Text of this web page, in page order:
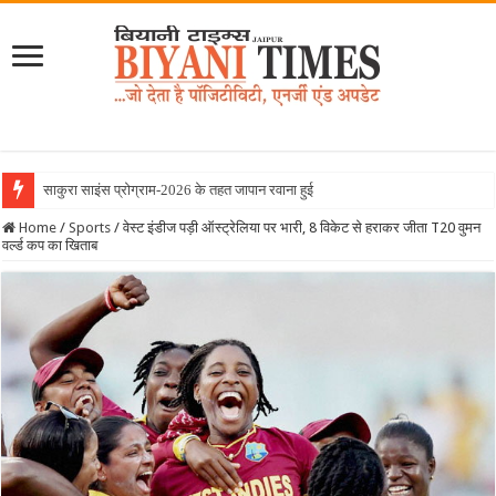
साकुरा साइंस प्रोग्राम-2026 के तहत जापान रवाना हुई बियानी ग्रुप ऑफ कॉलेज
Home / Sports / वेस्ट इंडीज पड़ी ऑस्ट्रेलिया पर भारी, 8 विकेट से हराकर जीता T20 वुमन
वर्ल्ड कप का खिताब